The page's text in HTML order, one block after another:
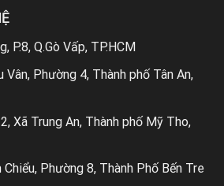
P.8, Q.Gò Vấp, TP.HCM
Vân, Phường 4, Thành phố Tân An,
Xã Trung An, Thành phố Mỹ Tho,
Chiểu, Phường 8, Thành Phố Bến Tre